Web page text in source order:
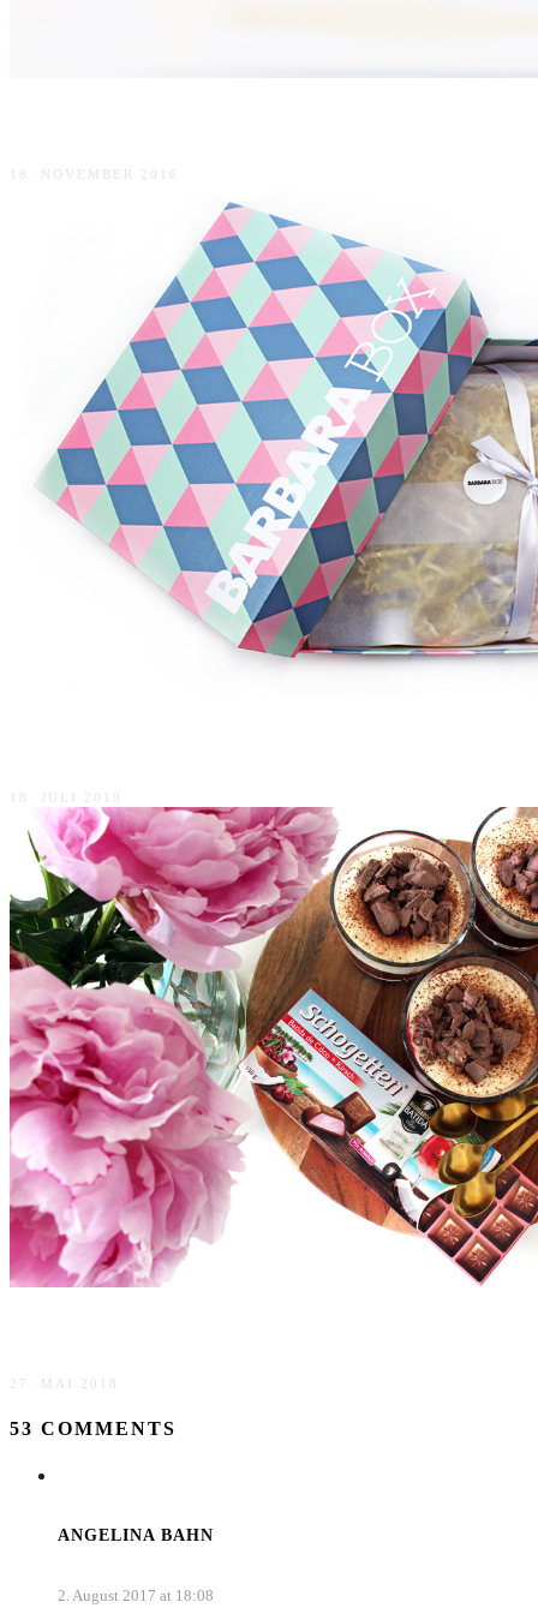
18. NOVEMBER 2016
18. JULI 2019
27. MAI 2018
53 COMMENTS
ANGELINA BAHN
2. August 2017 at 18:08